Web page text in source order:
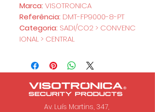
Marca: VISOTRONICA
Referência: DMT-FP9000-8-PT
Categoria: SADI/CO2 > CONVENC
IONAL > CENTRAL
Av. Luís Martins, 347,